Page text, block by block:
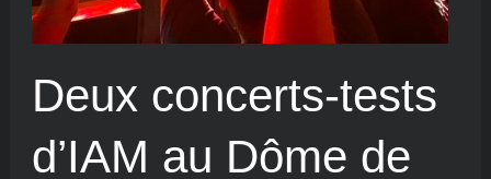
Deux concerts-tests
d’IAM au Dôme de